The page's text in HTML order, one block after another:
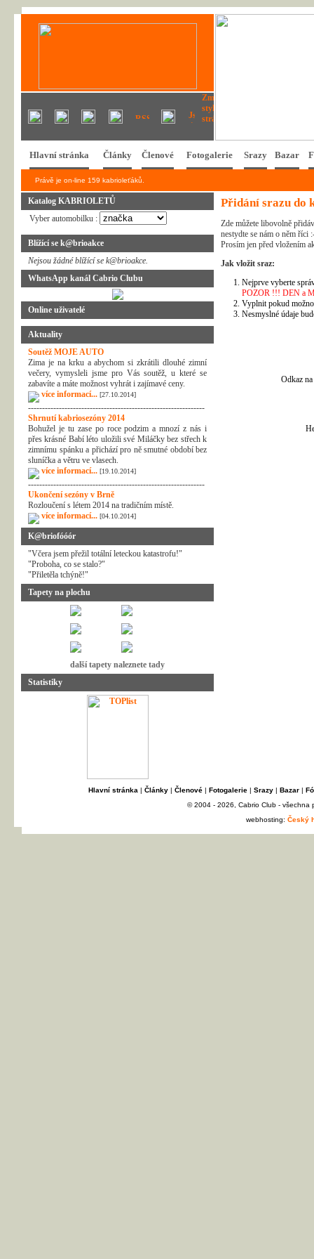
Hlavní stránka Články Členové Fotogalerie Srazy Bazar
Právě je on-line 159 kabrioleťáků.
Katalog KABRIOLETŮ
Vyber automobilku :
Blížící se k@brioakce
Nejsou žádné blížící se k@brioakce.
WhatsApp kanál Cabrio Clubu
Online uživatelé
Aktuality
Soutěž MOJE AUTO
Zima je na krku a abychom si zkrátili dlouhé zimní
večery, vymysleli jsme pro Vás soutěž, u které se
zabavíte a máte možnost vyhrát i zajímavé ceny.
více informací... [27.10.2014]
---------------------------------------------------------------
Shrnutí kabriosezóny 2014
Bohužel je tu zase po roce podzim a mnozí z nás i
přes krásné Babí léto uložili své Miláčky bez střech k
zimnímu spánku a přichází pro ně smutné období bez
sluníčka a větru ve vlasech.
více informací... [19.10.2014]
---------------------------------------------------------------
Ukončení sezóny v Brně
Rozloučení s létem 2014 na tradičním místě.
více informací... [04.10.2014]
K@briofóóór
"Včera jsem přežil totální leteckou katastrofu!"
"Proboha, co se stalo?"
"Přiletěla tchýně!"
Tapety na plochu
další tapety naleznete tady
Statistiky
Přidání srazu do
Zde můžete libovolně
nestydte se nám o něm říci
Prosím jen před vložením
Jak vložit sraz:
Nejprve vyberte
POZOR !!! DEN a
Vyplnit pokud
Nesmyslné údaje
Odkaz
Hlavní stránka | Články| Členové| Fotogalerie| Srazy| Bazar|
© 2004 - 2026, Cabrio Club - všechna
webhosting: Český